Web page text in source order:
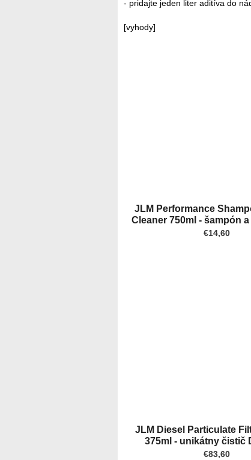
- pridajte jeden liter aditíva do
[vyhody]
JLM Performance
Cleaner 750ml - šampón
€14,60
JLM Diesel Particulate
375ml - unikátny čistič
€83,60